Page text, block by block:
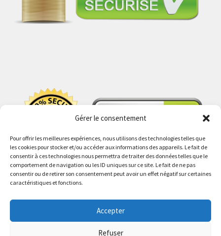
Gérer le consentement
Pour offrir les meilleures expériences, nous utilisons des technologies telles que
les cookies pour stocker et/ou accéder aux informations des appareils. Le fait de
consentir à ces technologies nous permettra de traiter des données telles que le
comportement de navigation ou les ID uniques sur ce site. Le fait de ne pas
consentir ou de retirer son consentement peut avoir un effet négatif sur certaines
caractéristiques et fonctions.
Accepter
Refuser
© PokeShop 2026
Politique de confidentialité
Built with WooCommerce